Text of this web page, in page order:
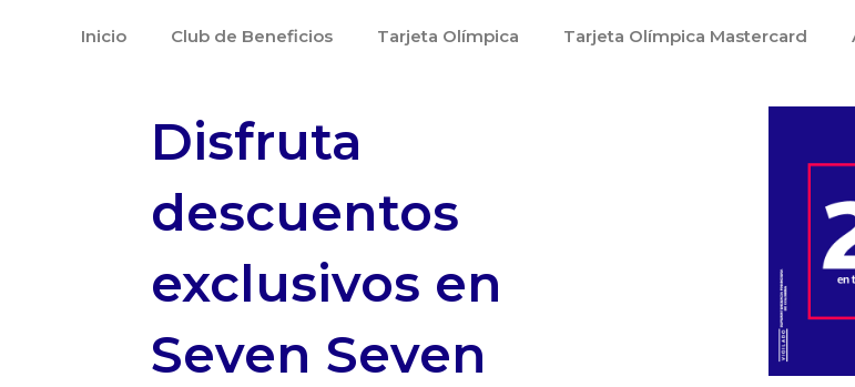
Inicio Club de Beneficios Tarjeta Olímpica Tarjeta Olímpica Mastercard
Disfruta
descuentos
exclusivos en
Seven Seven